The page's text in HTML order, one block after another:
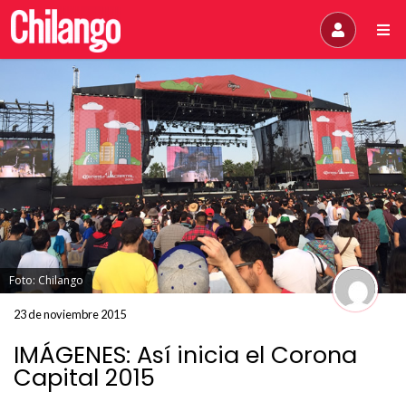
Foto: Chilango
23 de noviembre 2015
IMÁGENES: Así inicia el Corona
Capital 2015